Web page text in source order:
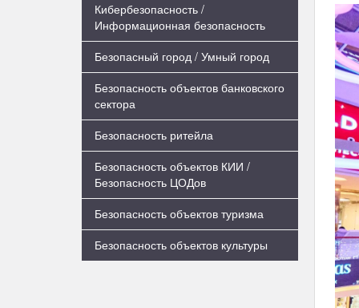
Кибербезопасность /
Информационная безопасность
Безопасный город / Умный город
Безопасность объектов банковского
сектора
Безопасность ритейла
Безопасность объектов КИИ /
Безопасность ЦОДов
Безопасность объектов туризма
Безопасность объектов культуры